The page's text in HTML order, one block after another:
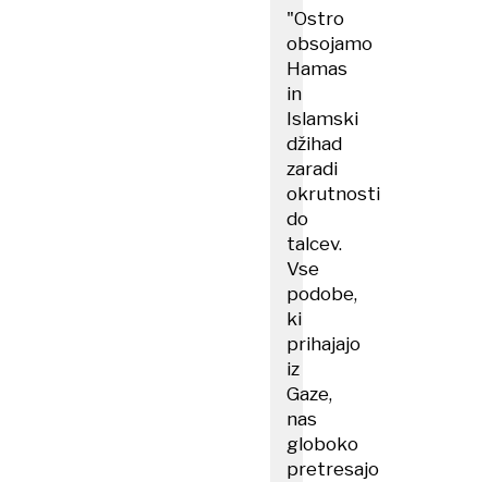
"Ostro
obsojamo
Hamas
in
Islamski
džihad
zaradi
okrutnosti
do
talcev.
Vse
podobe,
ki
prihajajo
iz
Gaze,
nas
globoko
pretresajo